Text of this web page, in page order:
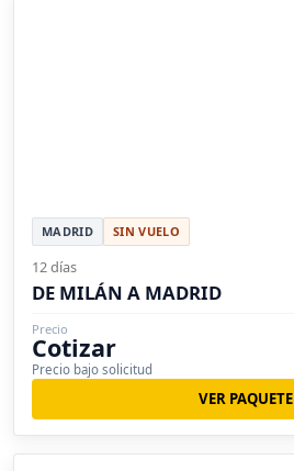
MADRID SIN VUELO
12 días
DE MILÁN A MADRID
Precio
Cotizar
Precio bajo solicitud
VER PAQUETE